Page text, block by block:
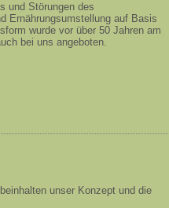
und Störungen des
Ernährungsumstellung auf Basis
wurde vor über 50 Jahren am
bei uns angeboten.
unser Konzept und die